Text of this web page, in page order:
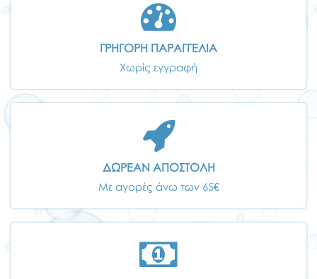
ΓΡΗΓΟΡΗ ΠΑΡΑΓΓΕΛΙΑ
Χωρίς εγγραφή
ΔΩΡΕΑΝ ΑΠΟΣΤΟΛΗ
Με αγορές άνω των 65€